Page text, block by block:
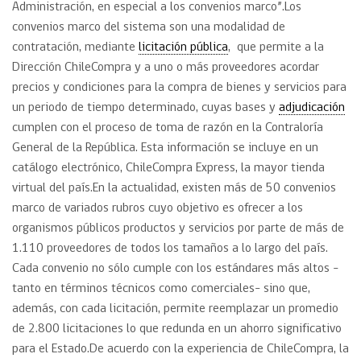
Administración, en especial a los convenios marco”.Los
convenios marco del sistema son una modalidad de
contratación, mediante licitación pública, que permite a la
Dirección ChileCompra y a uno o más proveedores acordar
precios y condiciones para la compra de bienes y servicios para
un periodo de tiempo determinado, cuyas bases y adjudicación
cumplen con el proceso de toma de razón en la Contraloría
General de la República. Esta información se incluye en un
catálogo electrónico, ChileCompra Express, la mayor tienda
virtual del país.En la actualidad, existen más de 50 convenios
marco de variados rubros cuyo objetivo es ofrecer a los
organismos públicos productos y servicios por parte de más de
1.110 proveedores de todos los tamaños a lo largo del país.
Cada convenio no sólo cumple con los estándares más altos –
tanto en términos técnicos como comerciales- sino que,
además, con cada licitación, permite reemplazar un promedio
de 2.800 licitaciones lo que redunda en un ahorro significativo
para el Estado.De acuerdo con la experiencia de ChileCompra, la